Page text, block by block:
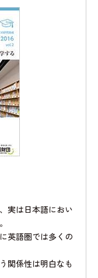
実は日本語におい
英語圏では多くの
関係性は明白なも